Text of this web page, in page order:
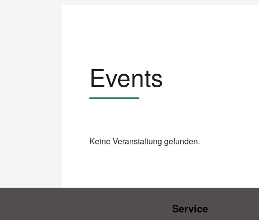
Events
Keine Veranstaltung gefunden.
Service​